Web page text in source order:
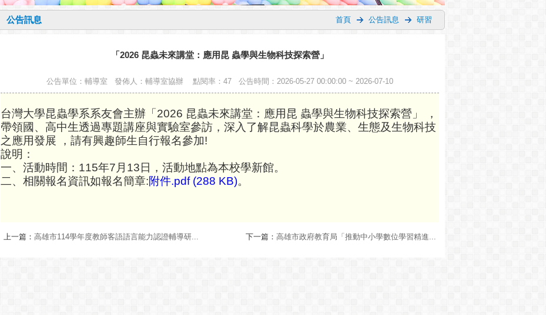
公告訊息 首頁 公告訊息 研習
「2026 昆蟲未來講堂：應用昆 蟲學與生物科技探索營」
公告單位：輔導室 發佈人：輔導室協辦 點閱率：47 公告時間：2026-05-27 00:00:00 ~ 2026-07-10
台灣大學昆蟲學系系友會主辦「2026 昆蟲未來講堂：應用昆 蟲學與生物科技探索營」 ，
帶領國、高中生透過專題講座與實驗室參訪，深入了解昆蟲科學於農業、生態及生物科技
之應用發展 ，請有興趣師生自行報名參加!
說明：
一、活動時間：115年7月13日，活動地點為本校學新館。
二、相關報名資訊如報名簡章:附件.pdf (288 KB)。
上一篇： 高雄市114學年度教師客語語言能力認證輔導研... 下一篇： 高雄市政府教育局「推動中小學數位學習精進...